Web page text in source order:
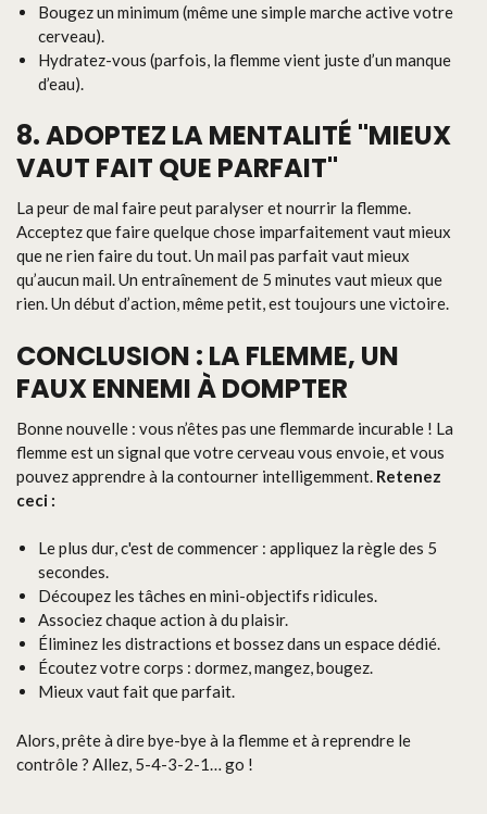
Bougez un minimum (même une simple marche active votre
cerveau).
Hydratez-vous (parfois, la flemme vient juste d’un manque
d’eau).
8. ADOPTEZ LA MENTALITÉ "MIEUX
VAUT FAIT QUE PARFAIT"
La peur de mal faire peut paralyser et nourrir la flemme.
Acceptez que faire quelque chose imparfaitement vaut mieux
que ne rien faire du tout. Un mail pas parfait vaut mieux
qu’aucun mail. Un entraînement de 5 minutes vaut mieux que
rien. Un début d’action, même petit, est toujours une victoire.
CONCLUSION : LA FLEMME, UN
FAUX ENNEMI À DOMPTER
Bonne nouvelle : vous n’êtes pas une flemmarde incurable ! La
flemme est un signal que votre cerveau vous envoie, et vous
pouvez apprendre à la contourner intelligemment. Retenez
ceci :
Le plus dur, c'est de commencer : appliquez la règle des 5
secondes.
Découpez les tâches en mini-objectifs ridicules.
Associez chaque action à du plaisir.
Éliminez les distractions et bossez dans un espace dédié.
Écoutez votre corps : dormez, mangez, bougez.
Mieux vaut fait que parfait.
Alors, prête à dire bye-bye à la flemme et à reprendre le
contrôle ? Allez, 5-4-3-2-1… go !